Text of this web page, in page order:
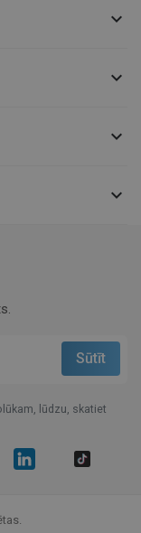




lūdzu, skatiet